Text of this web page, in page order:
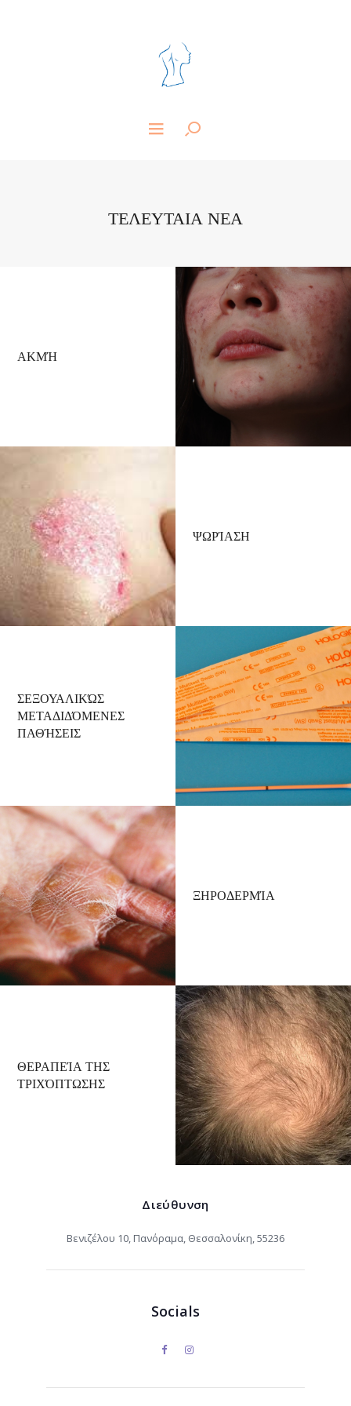
ΤΕΛΕΥΤΑΙΑ ΝΕΑ
ΑΚΜΉ
ΨΩΡΊΑΣΗ
ΣΕΞΟΥΑΛΙΚΏΣ
ΜΕΤΑΔΙΔΌΜΕΝΕΣ
ΠΑΘΉΣΕΙΣ
ΞΗΡΟΔΕΡΜΊΑ
ΘΕΡΑΠΕΊΑ ΤΗΣ
ΤΡΙΧΌΠΤΩΣΗΣ
Διεύθυνση
Βενιζέλου 10, Πανόραμα, Θεσσαλονίκη, 55236
Socials